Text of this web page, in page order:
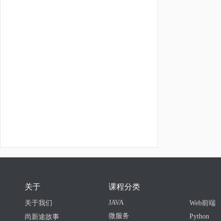
关于
关于我们
尚新途故事
课程分类
JAVA
微服务
Web前端
Python